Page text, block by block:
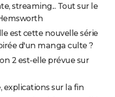
streaming... Tout sur le
est cette nouvelle série
d'un manga culte ?
2 est-elle prévue sur
explications sur la fin